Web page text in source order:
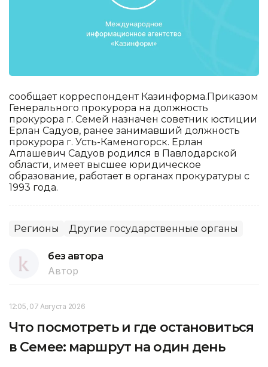
сообщает корреспондент Казинформа.Приказом
Генерального прокурора на должность
прокурора г. Семей назначен советник юстиции
Ерлан Садуов, ранее занимавший должность
прокурора г. Усть-Каменогорск. Ерлан
Аглашевич Садуов родился в Павлодарской
области, имеет высшее юридическое
образование, работает в органах прокуратуры с
1993 года.
Регионы Другие государственные органы
без автора
Автор
12:05, 07 Августа 2026
Что посмотреть и где остановиться
в Семее: маршрут на один день